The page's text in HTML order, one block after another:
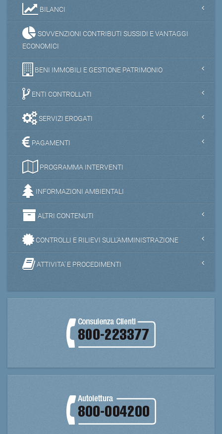
BILANCI
SOVVENZIONI CONTRIBUTI SUSSIDI E VANTAGGI
ECONOMICI
BENI IMMOBILI E GESTIONE PATRIMONIO
ENTI CONTROLLATI
SERVIZI EROGATI
PAGAMENTI
PROGRAMMA INTERVENTI
INFORMAZIONI AMBIENTALI
ALTRI CONTENUTI
CONTROLLI E RILIEVI SULL'AMMINISTRAZIONE
ATTIVITA' E PROCEDIMENTI